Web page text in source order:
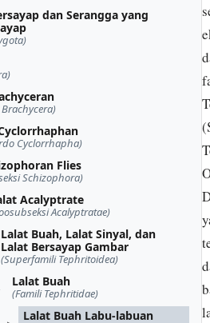
dan Serangga yang
Cyclorrhapha)
Flies
Schizophora)
Acalyptrate
Acalyptratae)
Lalat Buah, Lalat Sinyal, dan
Lalat Bersayap Gambar
(Superfamili Tephritoidea)
Lalat Buah
(Famili Tephritidae)
Lalat Buah Labu-labuan